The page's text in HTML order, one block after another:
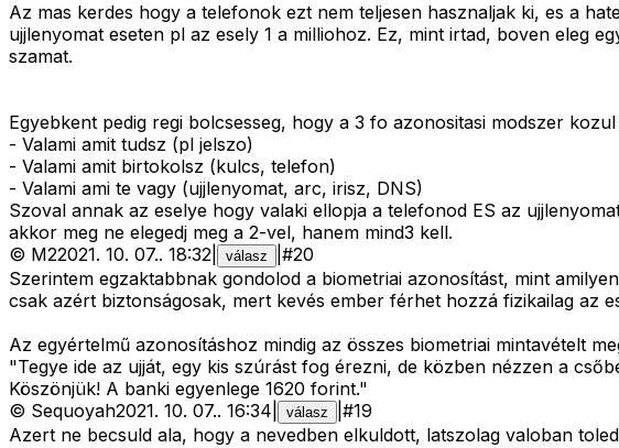
Az mas kerdes hogy a telefonok ezt nem teljesen hasznaljak ki, es a
ujjlenyomat eseten pl az esely 1 a milliohoz. Ez, mint irtad, boven eleg
szamat.
Egyebkent pedig regi bolcsesseg, hogy a 3 fo azonositasi modszer
- Valami amit tudsz (pl jelszo)
- Valami amit birtokolsz (kulcs, telefon)
- Valami ami te vagy (ujjlenyomat, arc, irisz, DNS)
Szoval annak az eselye hogy valaki ellopja a telefonod ES az
akkor meg ne elegedj meg a 2-vel, hanem mind3 kell.
© M22021. 10. 07.. 18:32 válasz #20
Szerintem egzaktabbnak gondolod a biometriai azonosítást, mint
csak azért biztonságosak, mert kevés ember férhet hozzá fizikailag az
Az egyértelmű azonosításhoz mindig az összes biometriai mintavételt
"Tegye ide az ujját, egy kis szúrást fog érezni, de közben nézzen a
Köszönjük! A banki egyenlege 1620 forint."
© Sequoyah2021. 10. 07.. 16:34 válasz #19
Azert ne becsuld ala, hogy a nevedben elkuldott, latszolag valoban